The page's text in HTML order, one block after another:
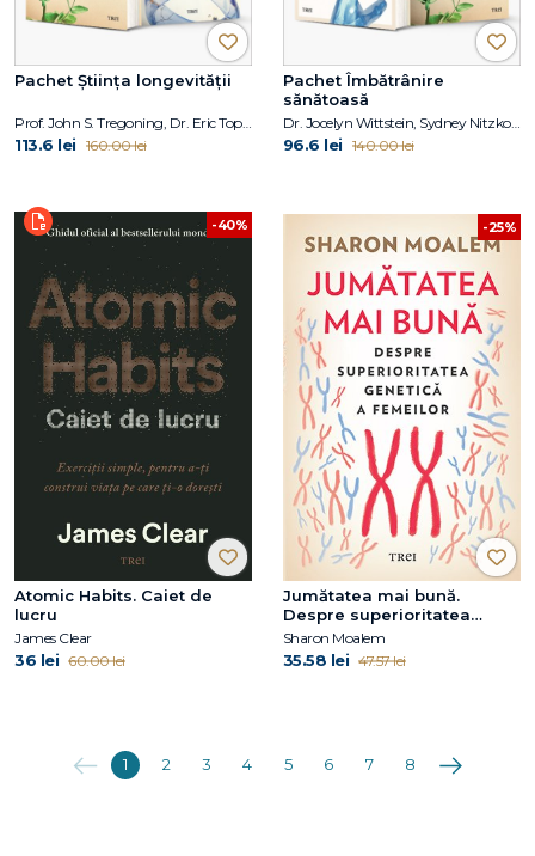
Pachet Știința longevității
Prof. John S. Tregoning, Dr. Eric Topol
113.6 lei 160.00 lei
Pachet Îmbătrânire
sănătoasă
Dr. Jocelyn Wittstein, Sydney Nitzkorski, Prof. John S. Tregoning
96.6 lei 140.00 lei
-40%
Atomic Habits. Caiet de
lucru
James Clear
36 lei 60.00 lei
-25%
Jumătatea mai bună.
Despre superioritatea
genetică a femeilor
Sharon Moalem
35.58 lei 47.57 lei
Anterioara
1 2 3 4 5 6 7 8 Următoarea